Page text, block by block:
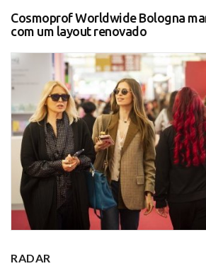
Cosmoprof Worldwide Bologna
com um layout renovado
RADAR